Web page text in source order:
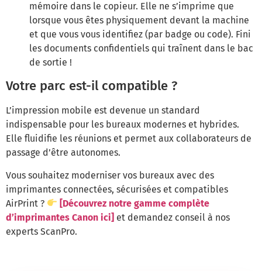
mémoire dans le copieur. Elle ne s’imprime que
lorsque vous êtes physiquement devant la machine
et que vous vous identifiez (par badge ou code). Fini
les documents confidentiels qui traînent dans le bac
de sortie !
Votre parc est-il compatible ?
L’impression mobile est devenue un standard
indispensable pour les bureaux modernes et hybrides.
Elle fluidifie les réunions et permet aux collaborateurs de
passage d’être autonomes.
Vous souhaitez moderniser vos bureaux avec des
imprimantes connectées, sécurisées et compatibles
AirPrint ?
[Découvrez notre gamme complète
d’imprimantes Canon ici] et demandez conseil à nos
experts ScanPro.